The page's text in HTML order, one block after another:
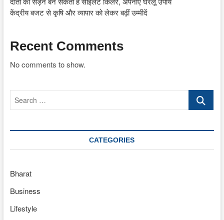
केंद्रीय बजट से कृषि और व्यापार को लेकर बढ़ीं उम्मीदें
Recent Comments
No comments to show.
Search
CATEGORIES
Bharat
Business
Lifestyle